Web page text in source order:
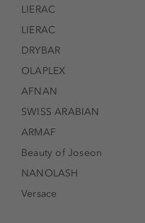
LIERAC
LIERAC
DRYBAR
OLAPLEX
AFNAN
SWISS ARABIAN
ARMAF
Beauty of Joseon
NANOLASH
Versace